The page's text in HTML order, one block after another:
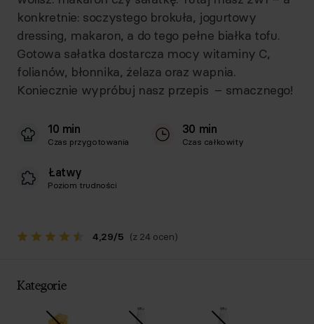
konkretnie: soczystego brokuła, jogurtowy
dressing, makaron, a do tego pełne białka tofu.
Gotowa sałatka dostarcza mocy witaminy C,
folianów, błonnika, żelaza oraz wapnia.
Koniecznie wypróbuj nasz przepis – smacznego!
10 min
Czas przygotowania
30 min
Czas całkowity
Łatwy
Poziom trudności
4,29/5 (z 24 ocen)
Kategorie